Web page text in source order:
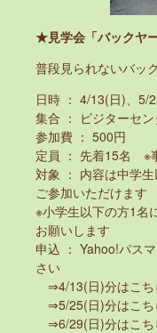
★見学会「バックヤー
普段見られないバッ
日時 ： 4/13(日)、
集合 ： ビジターセ
参加費 ： 500円
定員 ： 先着15名 ※
対象 ： 内容は中学
ご参加いただけます
※小学生以下の方1名
お願いします
申込 ： Yahoo!パス
さい
⇒4/13(日)分はこち
⇒5/25(日)分はこち
⇒6/29(日)分はこち